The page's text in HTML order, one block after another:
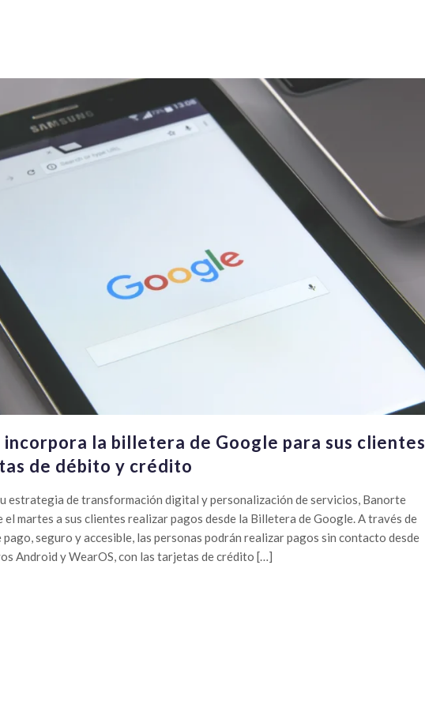
la billetera de Google para sus clientes
de débito y crédito
estrategia de transformación digital y personalización de servicios, Banorte
el martes a sus clientes realizar pagos desde la Billetera de Google. A través de
pago, seguro y accesible, las personas podrán realizar pagos sin contacto desde
Android y WearOS, con las tarjetas de crédito […]